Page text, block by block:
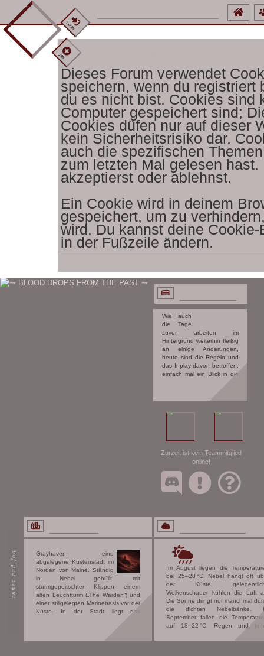
Dieses Forum nutzt Cookies
Dieses Forum verwendet
speichern, wenn du
du es nicht bist. Cookies sind
Computer gespeichert sind;
Cookies düfen nur auf dieser
kein Sicherheitsrisiko dar.
auch die spezifischen
zum letzten Mal gelesen
akzeptierst oder ablehnst.
Ein Cookie wird in deinem
gespeichert, um zu
wird. Du kannst deine
in der Fußzeile ändern.
Wie auch
die Tage
zuvor arbeiten im
Hintergrund weiterhin fleißig
an einige Änderungen,
heute sind die Regeln und
das Inplay davon betroffen,
einfach mal ein Blick in die
Zurzeit ist kein Teammitglied
online!
runes and fog
Grayhaven, eine
abgelegene Küstenstadt im
Norden von Maine. Ständig
in Nebel gehüllt, mit
sturmgepeitschten Klippen, einem
alten Leuchtturm („The Warden“) und
einer stillgelegten Marinebasis vor der
Küste. In der Stadt liegt das
Im August liegen die
bei 25–28 °C. Nebel hängt oft
der Küste,
Wolkenschauer kühlen die Luft
Die Sonne dringt nur manchmal
die dichten Nebelbänke.
September fallen die
auf 18–22 °C, Regen und
Tage werden kürzer, der
LOGIN
JOIN